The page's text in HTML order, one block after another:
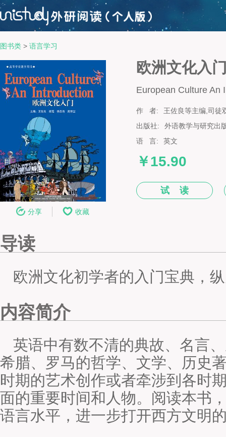
图书类 > 语言学习
分享 收藏
欧洲文化入
European Culture An
作 者:
王佐良等主编,司徒
出版社:
外语教学与研究出
语 言:
英文
￥15.90
试 读
导读
欧洲文化初学者的入门宝典，
内容简介
英语中有数不清的典故、名言
希腊、罗马的哲学、文学、历史
时期的艺术创作或者牵涉到各时
面的重要时间和人物。阅读本书
语言水平，进一步打开西方文明